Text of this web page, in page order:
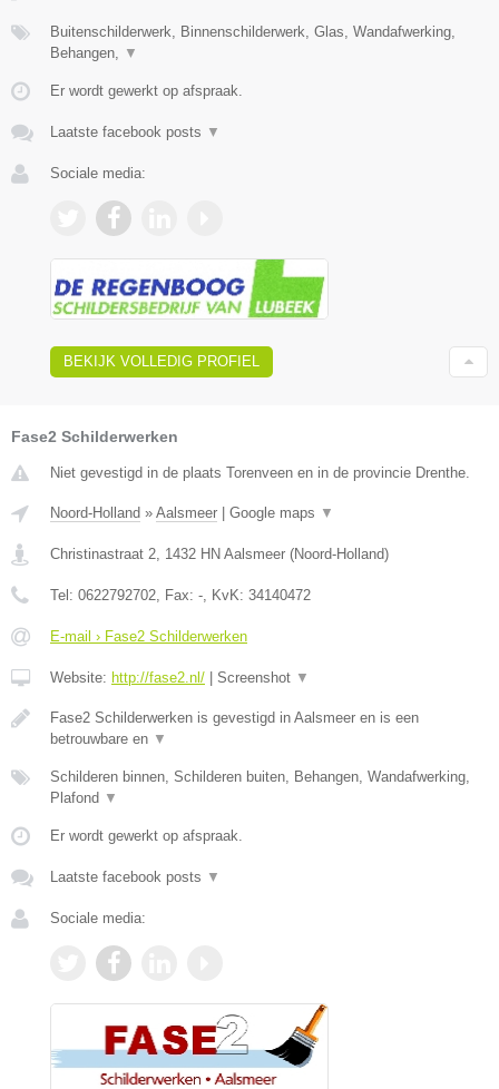
Buitenschilderwerk, Binnenschilderwerk, Glas, Wandafwerking,
Behangen,
▼
Er wordt gewerkt op afspraak.
Laatste facebook posts ▼
Sociale media:
BEKIJK VOLLEDIG PROFIEL
Fase2 Schilderwerken
Niet gevestigd in de plaats Torenveen en in de provincie Drenthe.
Noord-Holland » Aalsmeer Google maps ▼
Christinastraat 2, 1432 HN Aalsmeer (Noord-Holland)
Tel: 0622792702, Fax: -, KvK: 34140472
E-mail › Fase2 Schilderwerken
Website: http://fase2.nl/ Screenshot ▼
Fase2 Schilderwerken is gevestigd in Aalsmeer en is een
betrouwbare en ▼
Schilderen binnen, Schilderen buiten, Behangen, Wandafwerking,
Plafond ▼
Er wordt gewerkt op afspraak.
Laatste facebook posts ▼
Sociale media: